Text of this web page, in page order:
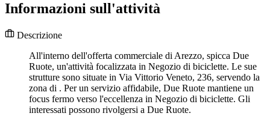
Informazioni sull'attività
Descrizione
All'interno dell'offerta commerciale di Arezzo, spicca Due
Ruote, un'attività focalizzata in Negozio di biciclette. Le sue
strutture sono situate in Via Vittorio Veneto, 236, servendo la
zona di . Per un servizio affidabile, Due Ruote mantiene un
focus fermo verso l'eccellenza in Negozio di biciclette. Gli
interessati possono rivolgersi a Due Ruote.